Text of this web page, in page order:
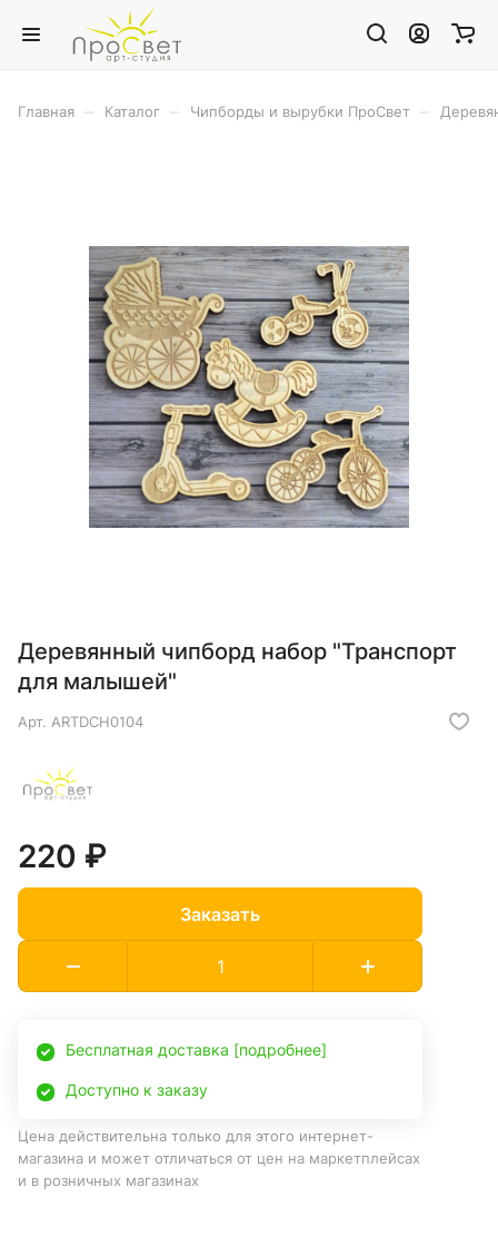
Главная Каталог Чипборды и вырубки ПроСвет
Деревянный чипборд набор "Транспорт
для малышей"
Арт. ARTDCH0104
220 ₽
Заказать
Бесплатная доставка [подробнее]
Доступно к заказу
Цена действительна только для этого интернет-
магазина и может отличаться от цен на маркетплейсах
и в розничных магазинах